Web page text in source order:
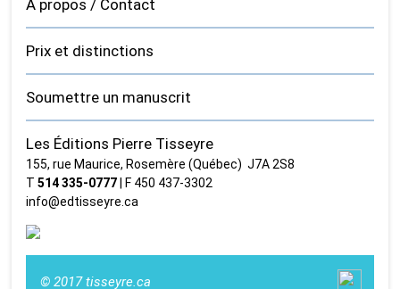
À propos / Contact
Prix et distinctions
Soumettre un manuscrit
Les Éditions Pierre Tisseyre
155, rue Maurice, Rosemère (Québec) J7A 2S8
T514 335‑0777 | F 450 437‑3302
info@edtisseyre.ca
© 2017 tisseyre.ca